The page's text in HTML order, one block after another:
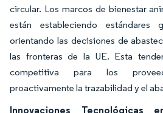
circular. Los marcos de bienestar
están estableciendo estándares
orientando las decisiones de
las fronteras de la UE. Esta
competitiva para los
proactivamente la trazabilidad y el
Innovaciones Tecnológicas